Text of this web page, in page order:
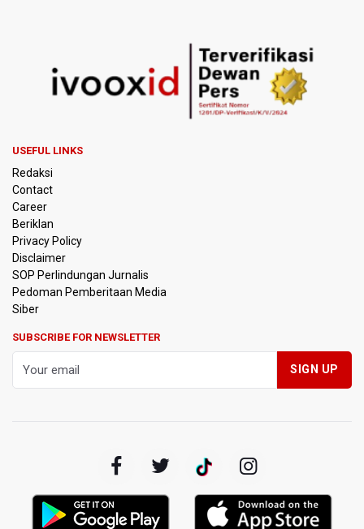
KPK Sebut Pejabat Kemenhut Diduga Menerima 12.500
Dolar Singapura dari Bupati Kuantan Singingi Nonaktif
Amnesty International Desak Hentikan Sementara dan
Massal
Harga Telur dan Daging Ayam Masih Tertekan,
Pemerintah Diminta Lindungi Peternak Kecil
Tak Mampu Bayar Gaji ASN, Ratusan Pemda Dapat
Suntikan Dana Rp20,5 Triliun dari Pusat
OJK Wajibkan Pindar Serahkan Data Transaksi
Pendanaan
Aldila dan Janice Berlaga di Sektor Ganda WTA 1000
USEFUL LINKS
Redaksi
Contact
Career
Beriklan
Privacy Policy
Disclaimer
SOP Perlindungan Jurnalis
Pedoman Pemberitaan Media
Siber
SUBSCRIBE FOR NEWSLETTER